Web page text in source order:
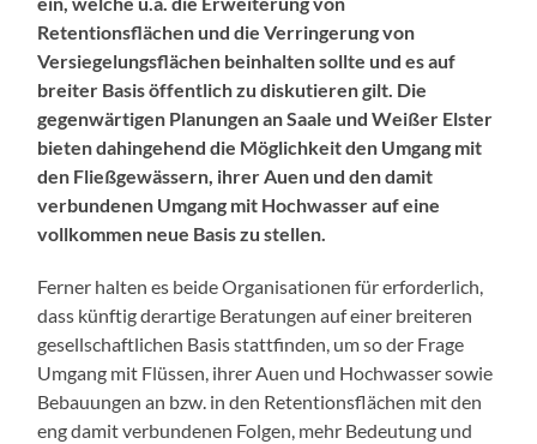
Retentionsflächen und die Verringerung von
Versiegelungsflächen beinhalten sollte und es auf
breiter Basis öffentlich zu diskutieren gilt. Die
gegenwärtigen Planungen an Saale und Weißer Elster
bieten dahingehend die Möglichkeit den Umgang mit
den Fließgewässern, ihrer Auen und den damit
verbundenen Umgang mit Hochwasser auf eine
vollkommen neue Basis zu stellen.
Ferner halten es beide Organisationen für erforderlich,
dass künftig derartige Beratungen auf einer breiteren
gesellschaftlichen Basis stattfinden, um so der Frage
Umgang mit Flüssen, ihrer Auen und Hochwasser sowie
Bebauungen an bzw. in den Retentionsflächen mit den
eng damit verbundenen Folgen, mehr Bedeutung und